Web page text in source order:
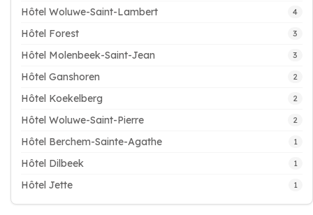
Hôtel Woluwe-Saint-Lambert 4
Hôtel Forest 3
Hôtel Molenbeek-Saint-Jean 3
Hôtel Ganshoren 2
Hôtel Koekelberg 2
Hôtel Woluwe-Saint-Pierre 2
Hôtel Berchem-Sainte-Agathe 1
Hôtel Dilbeek 1
Hôtel Jette 1